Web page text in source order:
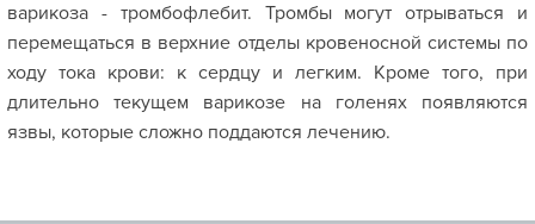
варикоза - тромбофлебит. Тромбы могут отрываться и
перемещаться в верхние отделы кровеносной системы по
ходу тока крови: к сердцу и легким. Кроме того, при
длительно текущем варикозе на голенях появляются
язвы, которые сложно поддаются лечению.